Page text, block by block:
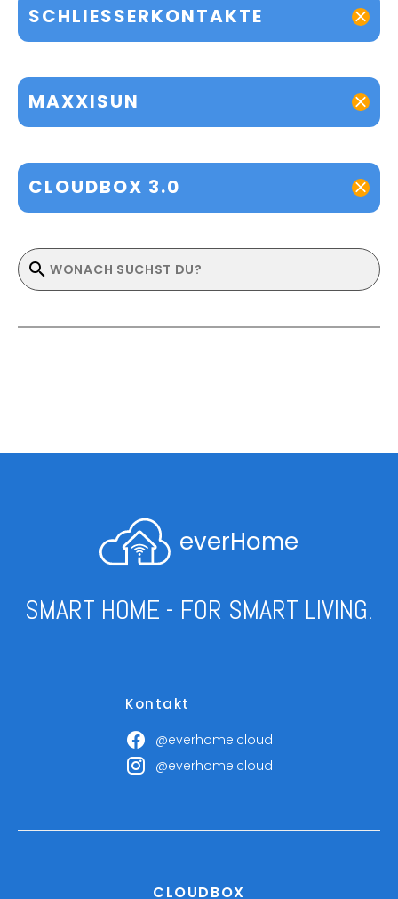
SCHLIESSERKONTAKTE
MAXXISUN
CLOUDBOX 3.0
everHome
SMART HOME - FOR SMART LIVING.
Kontakt
@everhome.cloud
@everhome.cloud
CLOUDBOX